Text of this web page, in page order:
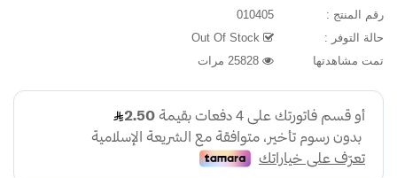
رقم المنتج :
حالة التوفر :
تمت مشاهدتها